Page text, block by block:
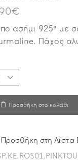
€
ασήμι 925° με
Πάχος
Προσθήκη στο καλάθι
Προσθήκη στη Λίστα